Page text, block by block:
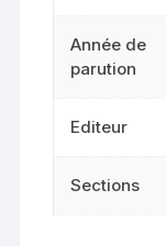
Année de
parution
Editeur
Sections